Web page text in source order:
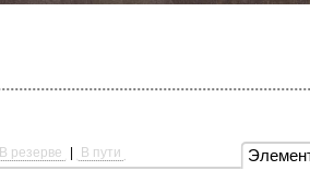
В резерве В пути